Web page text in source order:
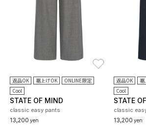
返品OK 裾上げOK
ONLINE限定
Cool
STATE OF MIND
classic easy pants
13,200 yen
返品OK 裾
Cool
STATE
classic
13,200 yen